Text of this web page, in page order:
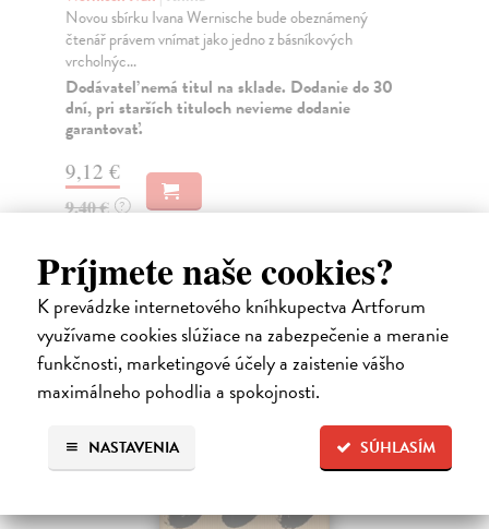
Príjmete naše cookies?
K prevádzke internetového kníhkupectva Artforum
využívame cookies slúžiace na zabezpečenie a meranie
funkčnosti, marketingové účely a zaistenie vášho
maximálneho pohodlia a spokojnosti.
SÚHLASÍM
NASTAVENIA
Novou sbírku Ivana Wernische bude obeznámený
čtenář právem vnímat jako jedno z básníkových
vrcholnýc...
Dodávateľ nemá titul na sklade. Dodanie do 30
dní, pri starších tituloch nevieme dodanie
garantovať.
9,12 €
9,40 € ?
Ďalšie z kategórie česká beletria